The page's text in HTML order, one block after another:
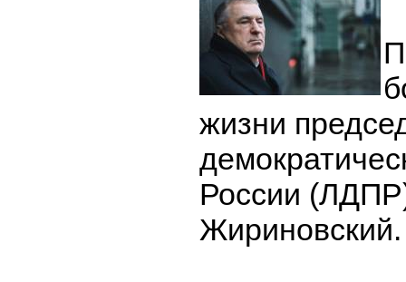
жизни
России
Жириновский.